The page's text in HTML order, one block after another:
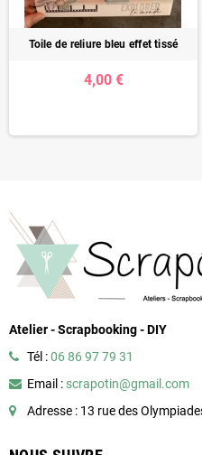
Toile de reliure bleu effet tissé
4,00 €
Atelier - Scrapbooking - DIY
Tél :06 86 97 79 31
Email : scrapotin@gmail.com
Adresse : 13 rue des